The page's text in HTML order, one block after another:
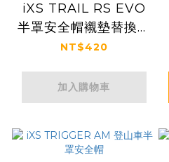
iXS TRAIL RS EVO
半罩安全帽襯墊替換套
組
NT$420
加入購物車